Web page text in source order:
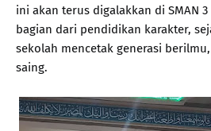
ini akan terus digalakkan di SMAN
bagian dari pendidikan karakter,
sekolah mencetak generasi
saing.